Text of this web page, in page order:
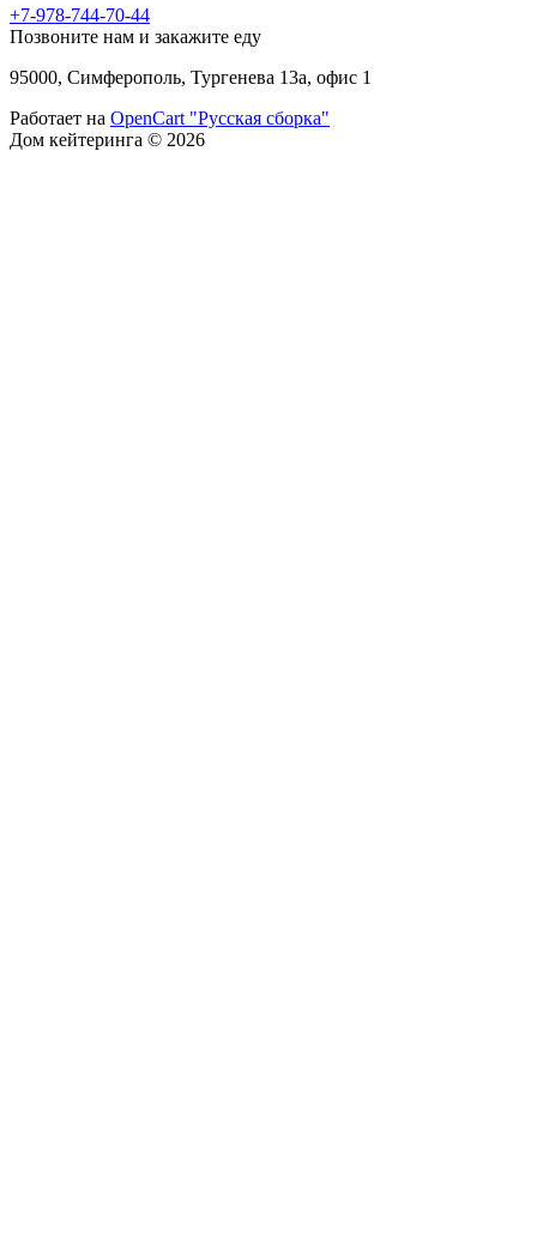
+7-978-744-70-44
Позвоните нам и закажите еду
95000, Симферополь, Тургенева 13а, офис 1
Работает на OpenCart "Русская сборка"
Дом кейтеринга © 2026